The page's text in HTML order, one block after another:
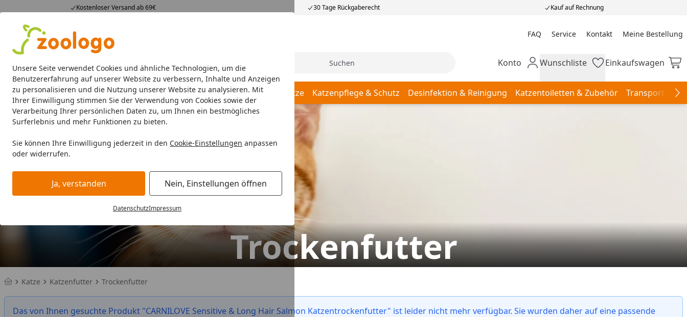
Unsere Seite verwendet Cookies und ähnliche Technologien, um die
Benutzererfahrung auf unserer Website zu verbessern, Inhalte und Anzeigen
zu personalisieren und die Nutzung unserer Website zu analysieren. Mit
Ihrer Einwilligung stimmen Sie der Verwendung von Cookies sowie der
Verarbeitung Ihrer persönlichen Daten zu, um Ihnen ein bestmögliches
Surferlebnis und mehr Funktionen zu bieten.
Sie können Ihre Einwilligung jederzeit in den Cookie-Einstellungen anpassen
oder widerrufen.
Ja, verstanden Nein, Einstellungen öffnen
DatenschutzImpressum
Kostenloser Versand ab 69€ 30 Tage Rückgaberecht Kauf auf Rechnung
4,74
23.588 Bewertungen FAQ Service Kontakt Meine Bestellung
Meine Bestellung
Alle Produkte
Alle Produkte Angebote Neuheiten Sommerhits Suche Mein Konto
Konto Wunschliste
Wunschliste Einkaufswagen
Einkaufswagen
Katze Katzenfutter Futternäpfe & Trinkbrunnen Katzenschlafplätze Katzenpflege & Schutz Desinfektion & Reinigung Katzentoiletten & Zubehör Transport &
Trockenfutter
Katze Katzenfutter Trockenfutter
Das von Ihnen gesuchte Produkt "CARNILOVE Sensitive & Long Hair Salmon Katzentrockenfutter" ist leider nicht mehr verfügbar. Sie wurden daher auf eine passende